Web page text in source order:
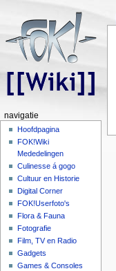
navigatie
Hoofdpagina
FOK!Wiki
Mededelingen
Culinesse á gogo
Cultuur en Historie
Digital Corner
FOK!Userfoto's
Flora & Fauna
Fotografie
Film, TV en Radio
Gadgets
Games & Consoles